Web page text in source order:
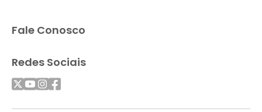
Fale Conosco
Redes Sociais